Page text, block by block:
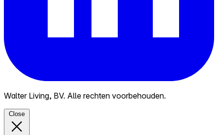
Walter Living, BV. Alle rechten voorbehouden.
Close